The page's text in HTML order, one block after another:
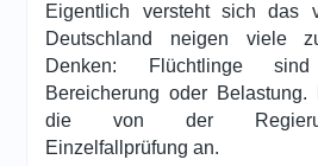
Eigentlich versteht sich das
Deutschland neigen viele
Denken: Flüchtlinge
Bereicherung oder
die von der
Einzelfallprüfung an.